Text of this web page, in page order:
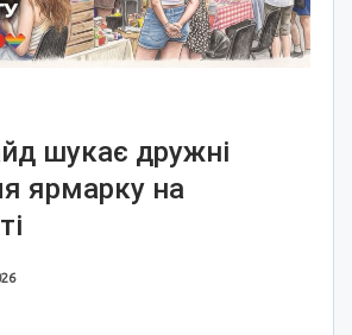
шукає дружні
ярмарку на